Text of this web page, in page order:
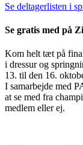
Se deltagerlisten i
Se gratis med på
Kom helt tæt på
i dressur og
13. til den 16.
I samarbejde med
at se med fra
medlem eller ej.